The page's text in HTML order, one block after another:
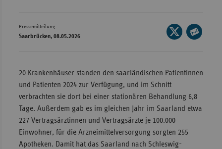
Pressemitteilung
Saarbrücken, 08.05.2026
Seite
auf
teilen
20 Krankenhäuser standen den saarländischen Patientinnen
und Patienten 2024 zur Verfügung, und im Schnitt
verbrachten sie dort bei einer stationären Behandlung 6,8
Tage. Außerdem gab es im gleichen Jahr im Saarland etwa
227 Vertragsärztinnen und Vertragsärzte je 100.000
Einwohner, für die Arzneimittelversorgung sorgten 255
Apotheken. Damit hat das Saarland nach Schleswig-